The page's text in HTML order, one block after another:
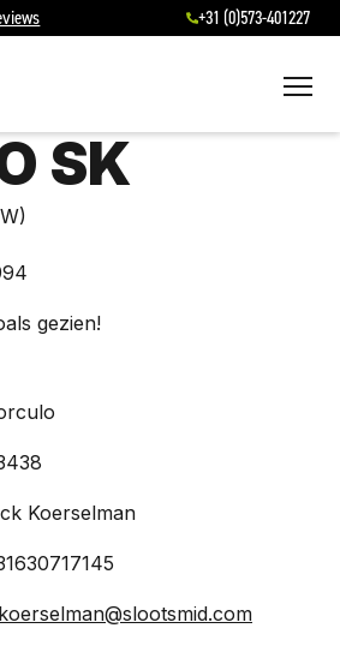
+31 (0)573-401227
SK
gezien!
Koerselman